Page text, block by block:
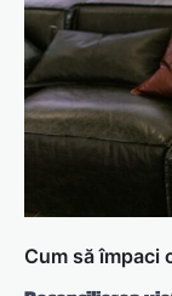
Cum să împaci